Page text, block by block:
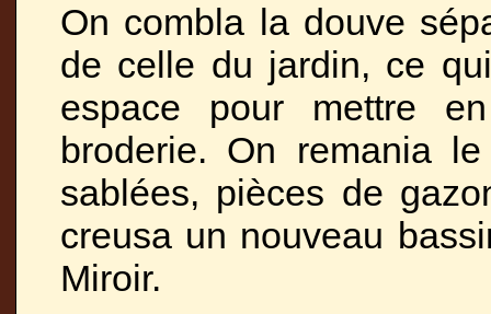
On combla la douve
de celle du jardin, ce
espace pour mettre
broderie. On remania
sablées, pièces de
creusa un nouveau
Miroir.